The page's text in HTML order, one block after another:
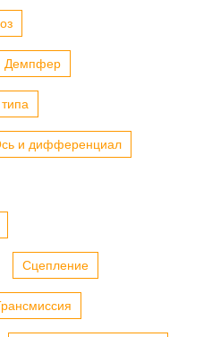
Демпфер
и дифференциал
Сцепление